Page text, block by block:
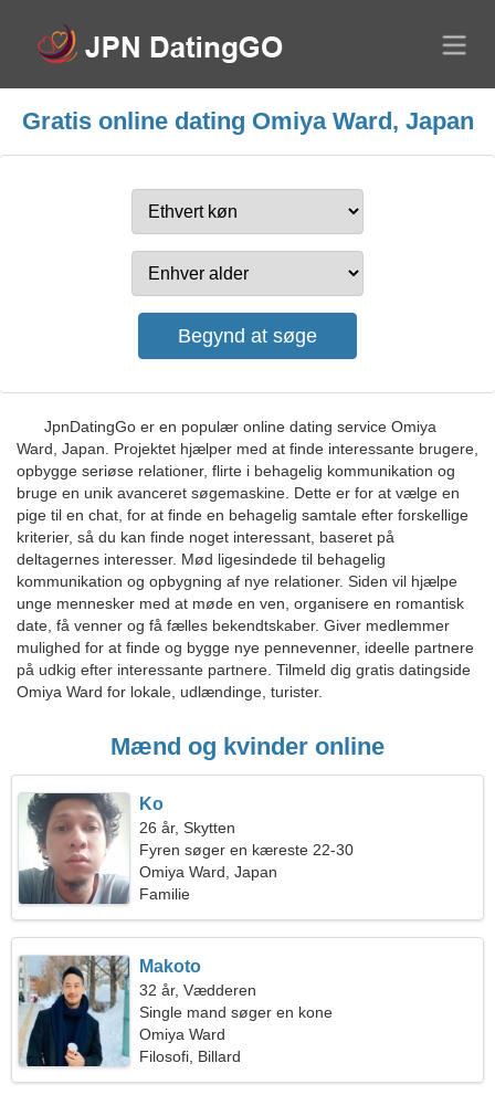
Gratis online dating Omiya Ward, Japan
JpnDatingGo er en populær online dating service Omiya
Ward, Japan. Projektet hjælper med at finde interessante brugere,
opbygge seriøse relationer, flirte i behagelig kommunikation og
bruge en unik avanceret søgemaskine. Dette er for at vælge en
pige til en chat, for at finde en behagelig samtale efter forskellige
kriterier, så du kan finde noget interessant, baseret på
deltagernes interesser. Mød ligesindede til behagelig
kommunikation og opbygning af nye relationer. Siden vil hjælpe
unge mennesker med at møde en ven, organisere en romantisk
date, få venner og få fælles bekendtskaber. Giver medlemmer
mulighed for at finde og bygge nye pennevenner, ideelle partnere
på udkig efter interessante partnere. Tilmeld dig gratis datingside
Omiya Ward for lokale, udlændinge, turister.
Mænd og kvinder online
Ko
26 år, Skytten
Fyren søger en kæreste 22-30
Omiya Ward, Japan
Familie
Makoto
32 år, Vædderen
Single mand søger en kone
Omiya Ward
Filosofi, Billard